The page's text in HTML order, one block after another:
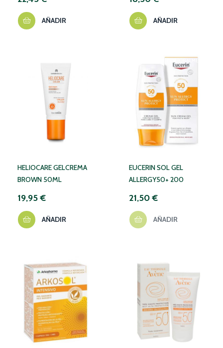
AÑADIR AÑADIR
HELIOCARE GELCREMA
BROWN 50ML
19,95 €
AÑADIR
EUCERIN SOL GEL
ALLERGY50+ 200
21,50 €
AÑADIR